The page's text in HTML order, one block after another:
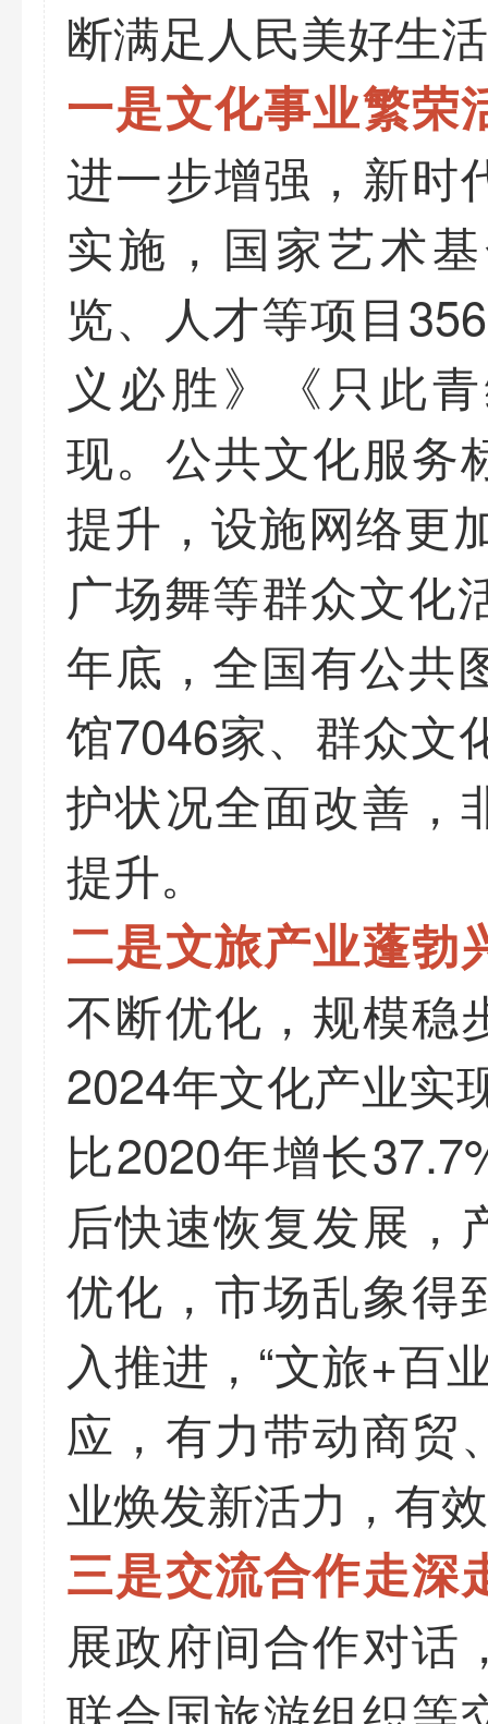
断满足人民美好生
一是文化事业繁荣
进一步增强，新时
实施，国家艺术
览、人才等项目
义必胜》《只此
现。公共文化服务
提升，设施网络更
广场舞等群众文化
年底，全国有公共
馆7046家、群众文
护状况全面改善，
提升。
二是文旅产业蓬勃
不断优化，规模稳
2024年文化产业实
比2020年增长
后快速恢复发展，
优化，市场乱象得
入推进，“文旅+百
应，有力带动商贸
业焕发新活力，有
三是交流合作走深
展政府间合作对话